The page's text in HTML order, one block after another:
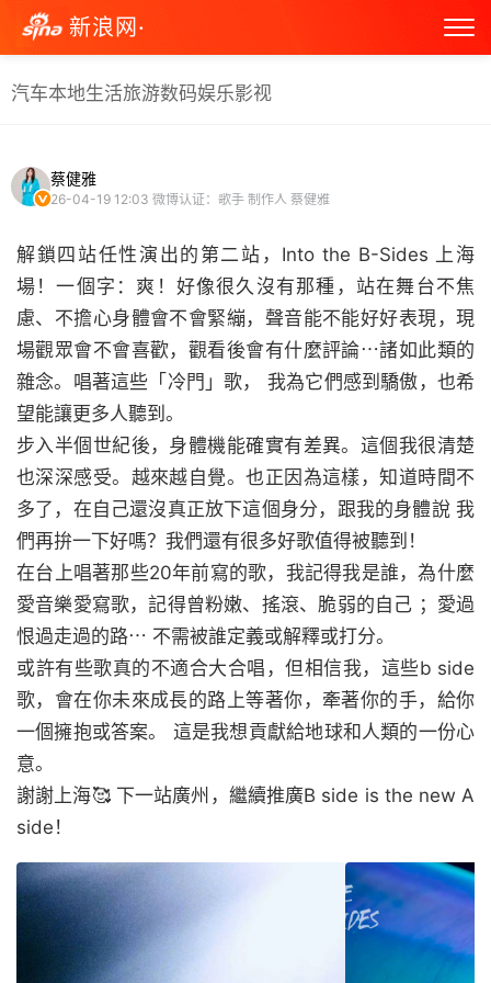
新浪网·
汽车本地生活旅游数码娱乐影视
蔡健雅
26-04-19 12:03 微博认证：歌手 制作人 蔡健雅
解鎖四站任性演出的第二站，Into the B-Sides 上海
場！一個字：爽！好像很久沒有那種，站在舞台不焦
慮、不擔心身體會不會緊繃，聲音能不能好好表現，現
場觀眾會不會喜歡，觀看後會有什麼評論⋯諸如此類的
雜念。唱著這些「冷門」歌， 我為它們感到驕傲，也希
望能讓更多人聽到。
步入半個世紀後，身體機能確實有差異。這個我很清楚
也深深感受。越來越自覺。也正因為這樣，知道時間不
多了，在自己還沒真正放下這個身分，跟我的身體說 我
們再拚一下好嗎？我們還有很多好歌值得被聽到！
在台上唱著那些20年前寫的歌，我記得我是誰，為什麼
愛音樂愛寫歌，記得曾粉嫩、搖滾、脆弱的自己 ；愛過
恨過走過的路⋯ 不需被誰定義或解釋或打分。
或許有些歌真的不適合大合唱，但相信我，這些b side
歌，會在你未來成長的路上等著你，牽著你的手，給你
一個擁抱或答案。 這是我想貢獻給地球和人類的一份心
意。
謝謝上海🥰 下一站廣州，繼續推廣B side is the new A
side！